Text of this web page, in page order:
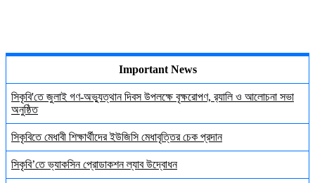
Important News
সিকৃবি'তে জুলাই গণ-অভ্যুত্থান দিবস উপলক্ষে বৃক্ষরোপণ, র‍্যালি ও আলোচনা সভা
অনুষ্ঠিত
সিকৃবিতে মেধাবী শিক্ষার্থীদের ইউজিসি মেধাবৃত্তির চেক প্রদান
সিকৃবি’তে ভ্যাকসিন প্রোডাকশন ল্যাব উদ্বোধন